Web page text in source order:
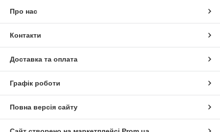
Про нас
Контакти
Доставка та оплата
Графік роботи
Повна версія сайту